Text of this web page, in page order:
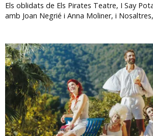
Els oblidats de Els Pirates Teatre, I Say
amb Joan Negrié i Anna Moliner, i